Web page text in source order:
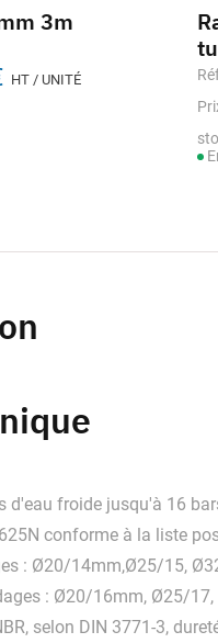
3m
HT / UNITÉ
d'eau froide jusqu'à 16
conforme à la liste
: Ø20/14mm,Ø25/15,
: Ø20/16mm, Ø25/
selon DIN 3771-3,